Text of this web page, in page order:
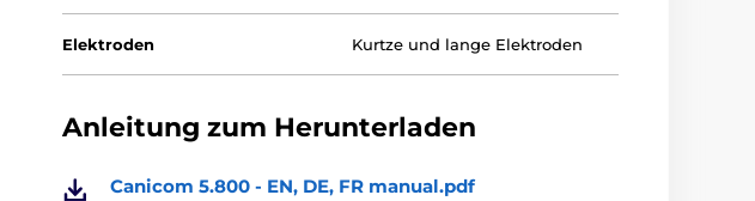
Elektroden Kurtze und lange Elektroden
Anleitung zum Herunterladen
Canicom 5.800 - EN, DE, FR manual.pdf